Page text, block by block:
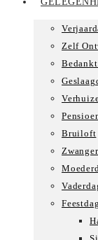
Zelf
Bruiloft